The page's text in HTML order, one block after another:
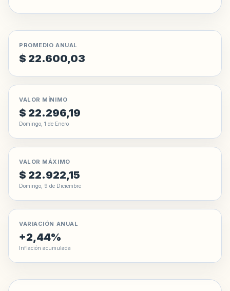
PROMEDIO ANUAL
$ 22.600,03
VALOR MÍNIMO
$ 22.296,19
Domingo, 1 de Enero
VALOR MÁXIMO
$ 22.922,15
Domingo, 9 de Diciembre
VARIACIÓN ANUAL
+2,44%
Inflación acumulada